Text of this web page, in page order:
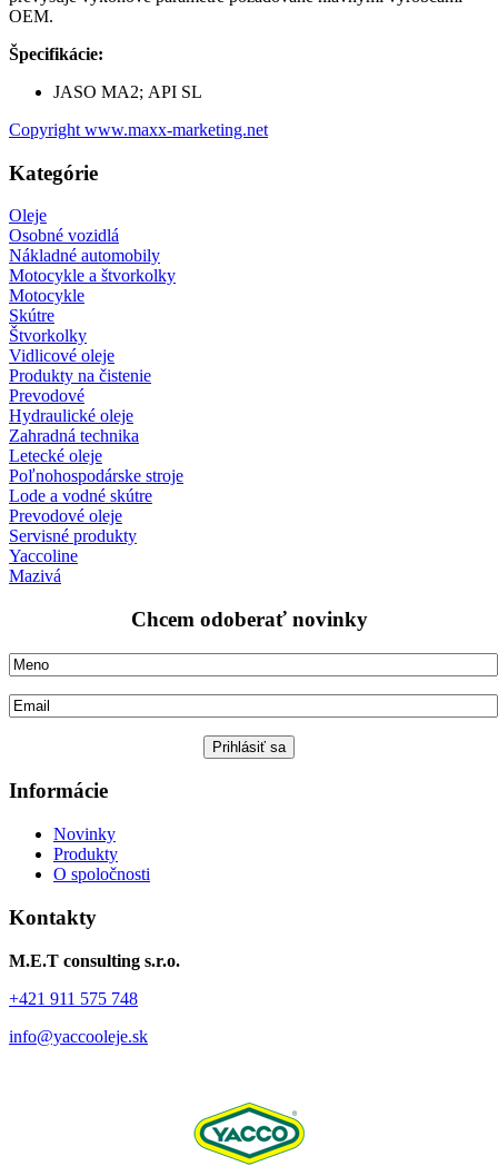
OEM.
Špecifikácie:
JASO MA2; API SL
Copyright www.maxx-marketing.net
Kategórie
Oleje
Osobné vozidlá
Nákladné automobily
Motocykle a štvorkolky
Motocykle
Skútre
Štvorkolky
Vidlicové oleje
Produkty na čistenie
Prevodové
Hydraulické oleje
Zahradná technika
Letecké oleje
Poľnohospodárske stroje
Lode a vodné skútre
Prevodové oleje
Servisné produkty
Yaccoline
Mazivá
Chcem odoberať novinky
Informácie
Novinky
Produkty
O spoločnosti
Kontakty
M.E.T consulting s.r.o.
+421 911 575 748
info@yaccooleje.sk